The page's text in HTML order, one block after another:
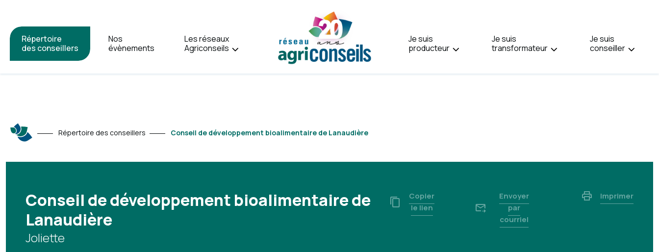
Répertoire
des conseillers
Nos
évènements
Les réseaux
Agriconseils
Je suis
producteur
Je suis
transformateur
Je suis
conseiller
ENGLISH.
Répertoire des conseillers Conseil de développement bioalimentaire de Lanaudière
Conseil de développement bioalimentaire de
Lanaudière
Joliette
Copier
le lien
Envoyer
par
courriel
Imprimer